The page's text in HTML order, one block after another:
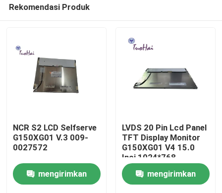
Rekomendasi Produk
NCR S2 LCD Selfserve
G150XG01 V.3 009-
0027572
mengirimkan
LVDS 20 Pin Lcd Panel
TFT Display Monitor
G150XG01 V4 15.0
Inci 1024*768
mengirimkan